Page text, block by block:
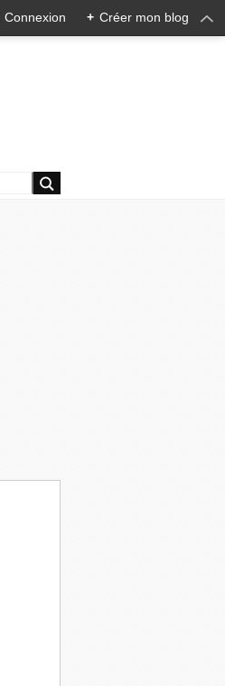
Connexion + Créer mon blog